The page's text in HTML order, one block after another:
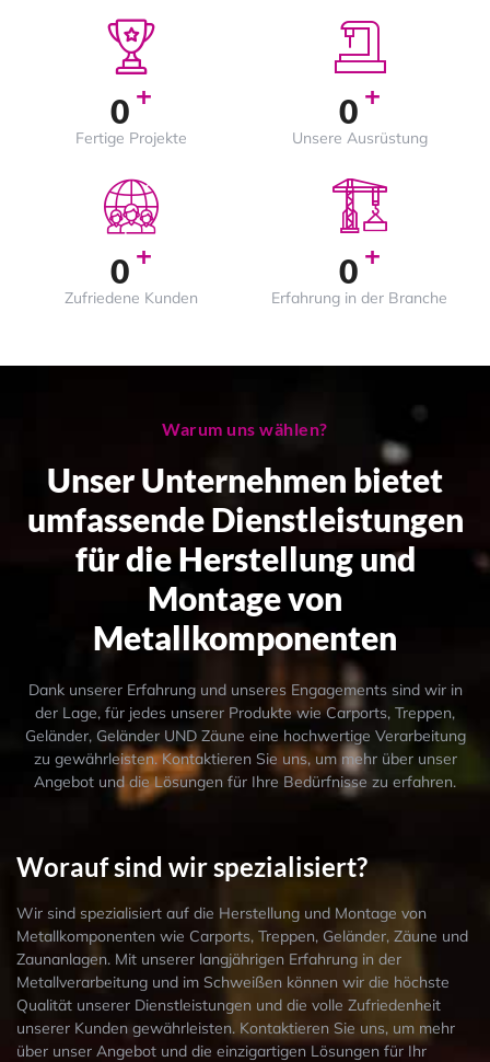
0 +
Fertige Projekte
0 +
Unsere Ausrüstung
0 +
Zufriedene Kunden
0 +
Erfahrung in der Branche
Warum uns wählen?
Unser Unternehmen bietet
umfassende Dienstleistungen
für die Herstellung und
Montage von
Metallkomponenten
Dank unserer Erfahrung und unseres Engagements sind wir in
der Lage, für jedes unserer Produkte wie Carports, Treppen,
Geländer, Geländer UND Zäune eine hochwertige Verarbeitung
zu gewährleisten. Kontaktieren Sie uns, um mehr über unser
Angebot und die Lösungen für Ihre Bedürfnisse zu erfahren.
Worauf sind wir spezialisiert?
Wir sind spezialisiert auf die Herstellung und Montage von
Metallkomponenten wie Carports, Treppen, Geländer, Zäune und
Zaunanlagen. Mit unserer langjährigen Erfahrung in der
Metallverarbeitung und im Schweißen können wir die höchste
Qualität unserer Dienstleistungen und die volle Zufriedenheit
unserer Kunden gewährleisten. Kontaktieren Sie uns, um mehr
über unser Angebot und die einzigartigen Lösungen für Ihr